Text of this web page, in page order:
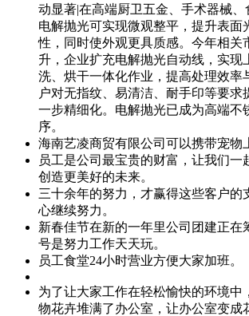
动显著|在高端厨卫五金、手术器械、
电解抛光可实现微观整平，提升表面
性，同时使外观更具质感。今年相关
升，企业扩充电解抛光自动线，实现
洗、烘干一体化作业，提高处理效率
户对无指纹、易清洁、耐手印等要求
一步精细化。电解抛光已成为高端不
序。
海南艺凌商贸有限公司可以携带宠物
员工是公司最宝贵的财富，让我们一
创造更美好的未来。
三十余年的努力，才赢得这些客户的
心继续努力。
新春佳节在新的一年里公司团建正在
号是努力工作天天玩。
员工食堂24小时营业方便大家加班。
为了让大家工作在轻松愉快的环境中
物花卉堆满了办公室，让办公室变成